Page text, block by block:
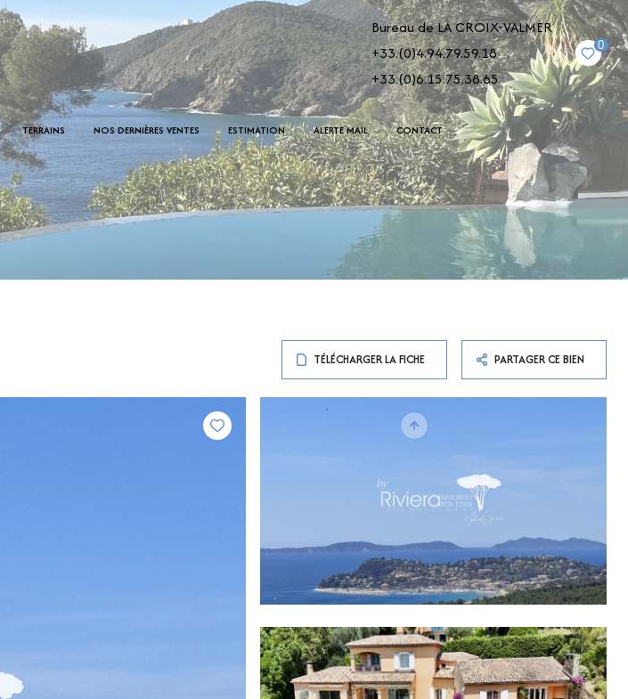
Bureau de LA CROIX-VALMER
+33.(0)4.94.79.59.18
+33.(0)6.15.75.38.65
0
TERRAINS NOS DERNIÈRES VENTES ESTIMATION ALERTE MAIL CONTACT
TÉLÉCHARGER LA FICHE PARTAGER CE BIEN